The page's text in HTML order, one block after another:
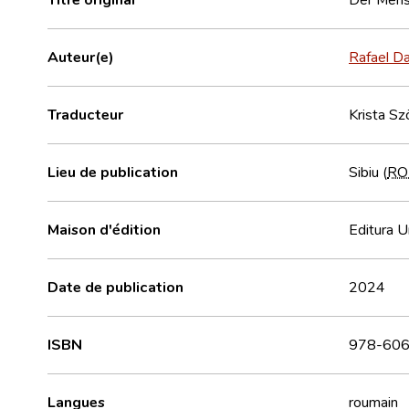
Auteur(e) Rafael
Traducteur Krista
Lieu de publication Sibiu (
Maison d'édition Editura
Date de publication 2024
ISBN 978-
Langues roumain